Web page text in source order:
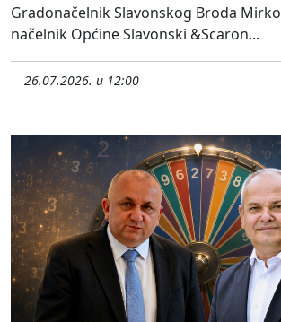
Gradonačelnik Slavonskog Broda
načelnik Općine Slavonski &Scaron...
26.07.2026. u 12:00